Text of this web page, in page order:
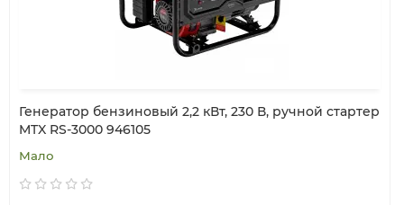
Генератор бензиновый 2,2 кВт, 230 В, ручной стартер
MTX RS-3000 946105
Мало